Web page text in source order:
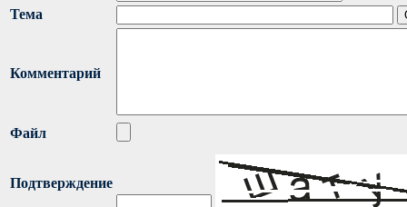
Тема
Комментарий
Файл
Подтверждение